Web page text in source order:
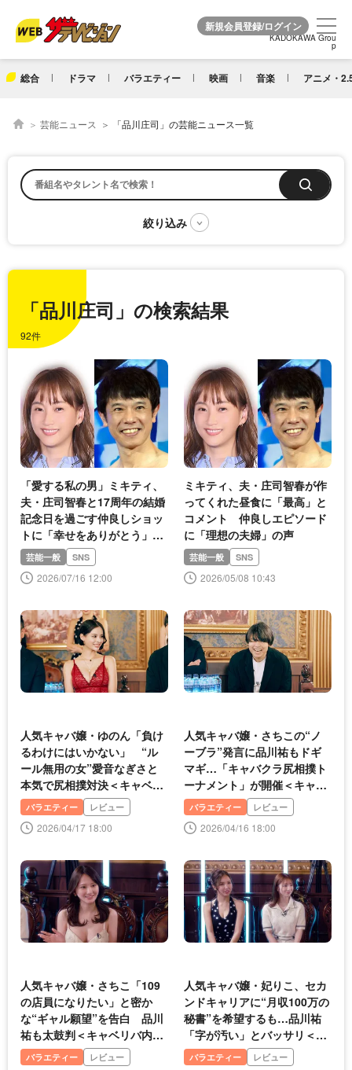
KADOKAWA Grou
p
総合 ドラマ バラエティー 映画 音楽 アニメ・
KADOKAWA Grou
p
芸能ニュース 「品川庄司」の芸能ニュース一覧
「品川庄司」の検索結果
92件
「愛する私の男」ミキティ、
夫・庄司智春と17周年の結婚
記念日を過ごす仲良しショッ
トに「幸せをありがとう」の
声芸能一般 SNS
2026/07/16 12:00
ミキティ、夫・庄司智春が作
ってくれた昼食に「最高」と
コメント 仲良しエピソード
に「理想の夫婦」の声
芸能一般 SNS
2026/05/08 10:43
人気キャバ嬢・ゆのん「負け
るわけにはいかない」 “ル
ール無用の女”愛音なぎさと
本気で尻相撲対決＜キャベリ
バ内閣＞
バラエティー レビュー
2026/04/17 18:00
人気キャバ嬢・さちこの“ノ
ーブラ”発言に品川祐もドギ
マギ…「キャバクラ尻相撲ト
ーナメント」が開催＜キャベ
リバ内閣＞
バラエティー レビュー
2026/04/16 18:00
人気キャバ嬢・さちこ「109
の店員になりたい」と密か
な“ギャル願望”を告白 品川
祐も太鼓判＜キャベリバ内閣
＞バラエティー レビュー
人気キャバ嬢・妃りこ、セカ
ンドキャリアに“月収100万の
秘書”を希望するも…品川祐
「字が汚い」とバッサリ＜キ
ャベリバ内閣＞
バラエティー レビュー